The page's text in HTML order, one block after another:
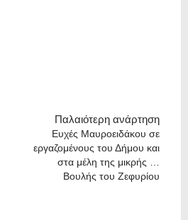
Παλαιότερη ανάρτηση
Ευχές Μαυροειδάκου σε
εργαζομένους του Δήμου και
στα μέλη της μικρής …
Βουλής του Ζεφυρίου